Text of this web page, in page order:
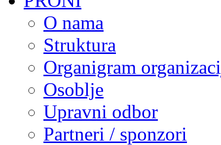
O nama
Struktura
Organigram
Osoblje
Upravni odbor
Partneri / sponzori